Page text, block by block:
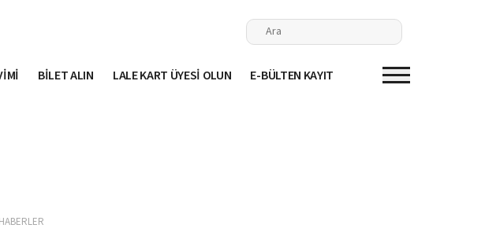
BİLET ALIN LALE KART ÜYESİ OLUN E-BÜLTEN KAYIT
HABERLER